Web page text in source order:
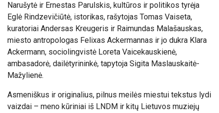
Narušytė ir Ernestas Parulskis, kultūros ir politikos tyrėja
Eglė Rindzevičiūtė, istorikas, rašytojas Tomas Vaiseta,
kuratoriai Andersas Kreugeris ir Raimundas Malašauskas,
miesto antropologas Felixas Ackermannas ir jo dukra Klara
Ackermann, sociolingvistė Loreta Vaicekauskienė,
ambasadorė, dailėtyrininkė, tapytoja Sigita Maslauskaitė-
Mažylienė.
Asmeniškus ir originalius, pilnus meilės miestui tekstus lydi
vaizdai – meno kūriniai iš LNDM ir kitų Lietuvos muziejų